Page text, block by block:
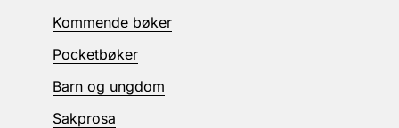
Kommende bøker
Pocketbøker
Barn og ungdom
Sakprosa